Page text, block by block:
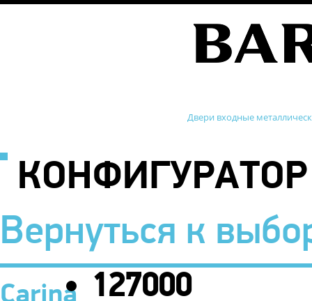
Двери входные
КОНФИГУРАТОР
Вернуться к
127000